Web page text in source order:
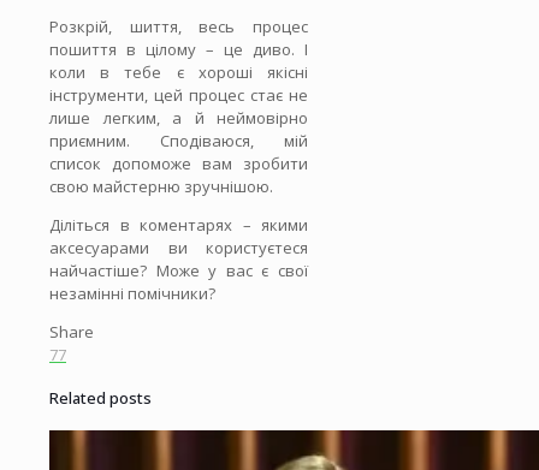
Розкрій, шиття, весь процес
пошиття в цілому – це диво. І
коли в тебе є хороші якісні
інструменти, цей процес стає не
лише легким, а й неймовірно
приємним. Сподіваюся, мій
список допоможе вам зробити
свою майстерню зручнішою.
Діліться в коментарях – якими
аксесуарами ви користуєтеся
найчастіше? Може у вас є свої
незамінні помічники?
Share
77
Related posts